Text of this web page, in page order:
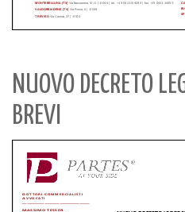
NUOVO DECRETO
BREVI